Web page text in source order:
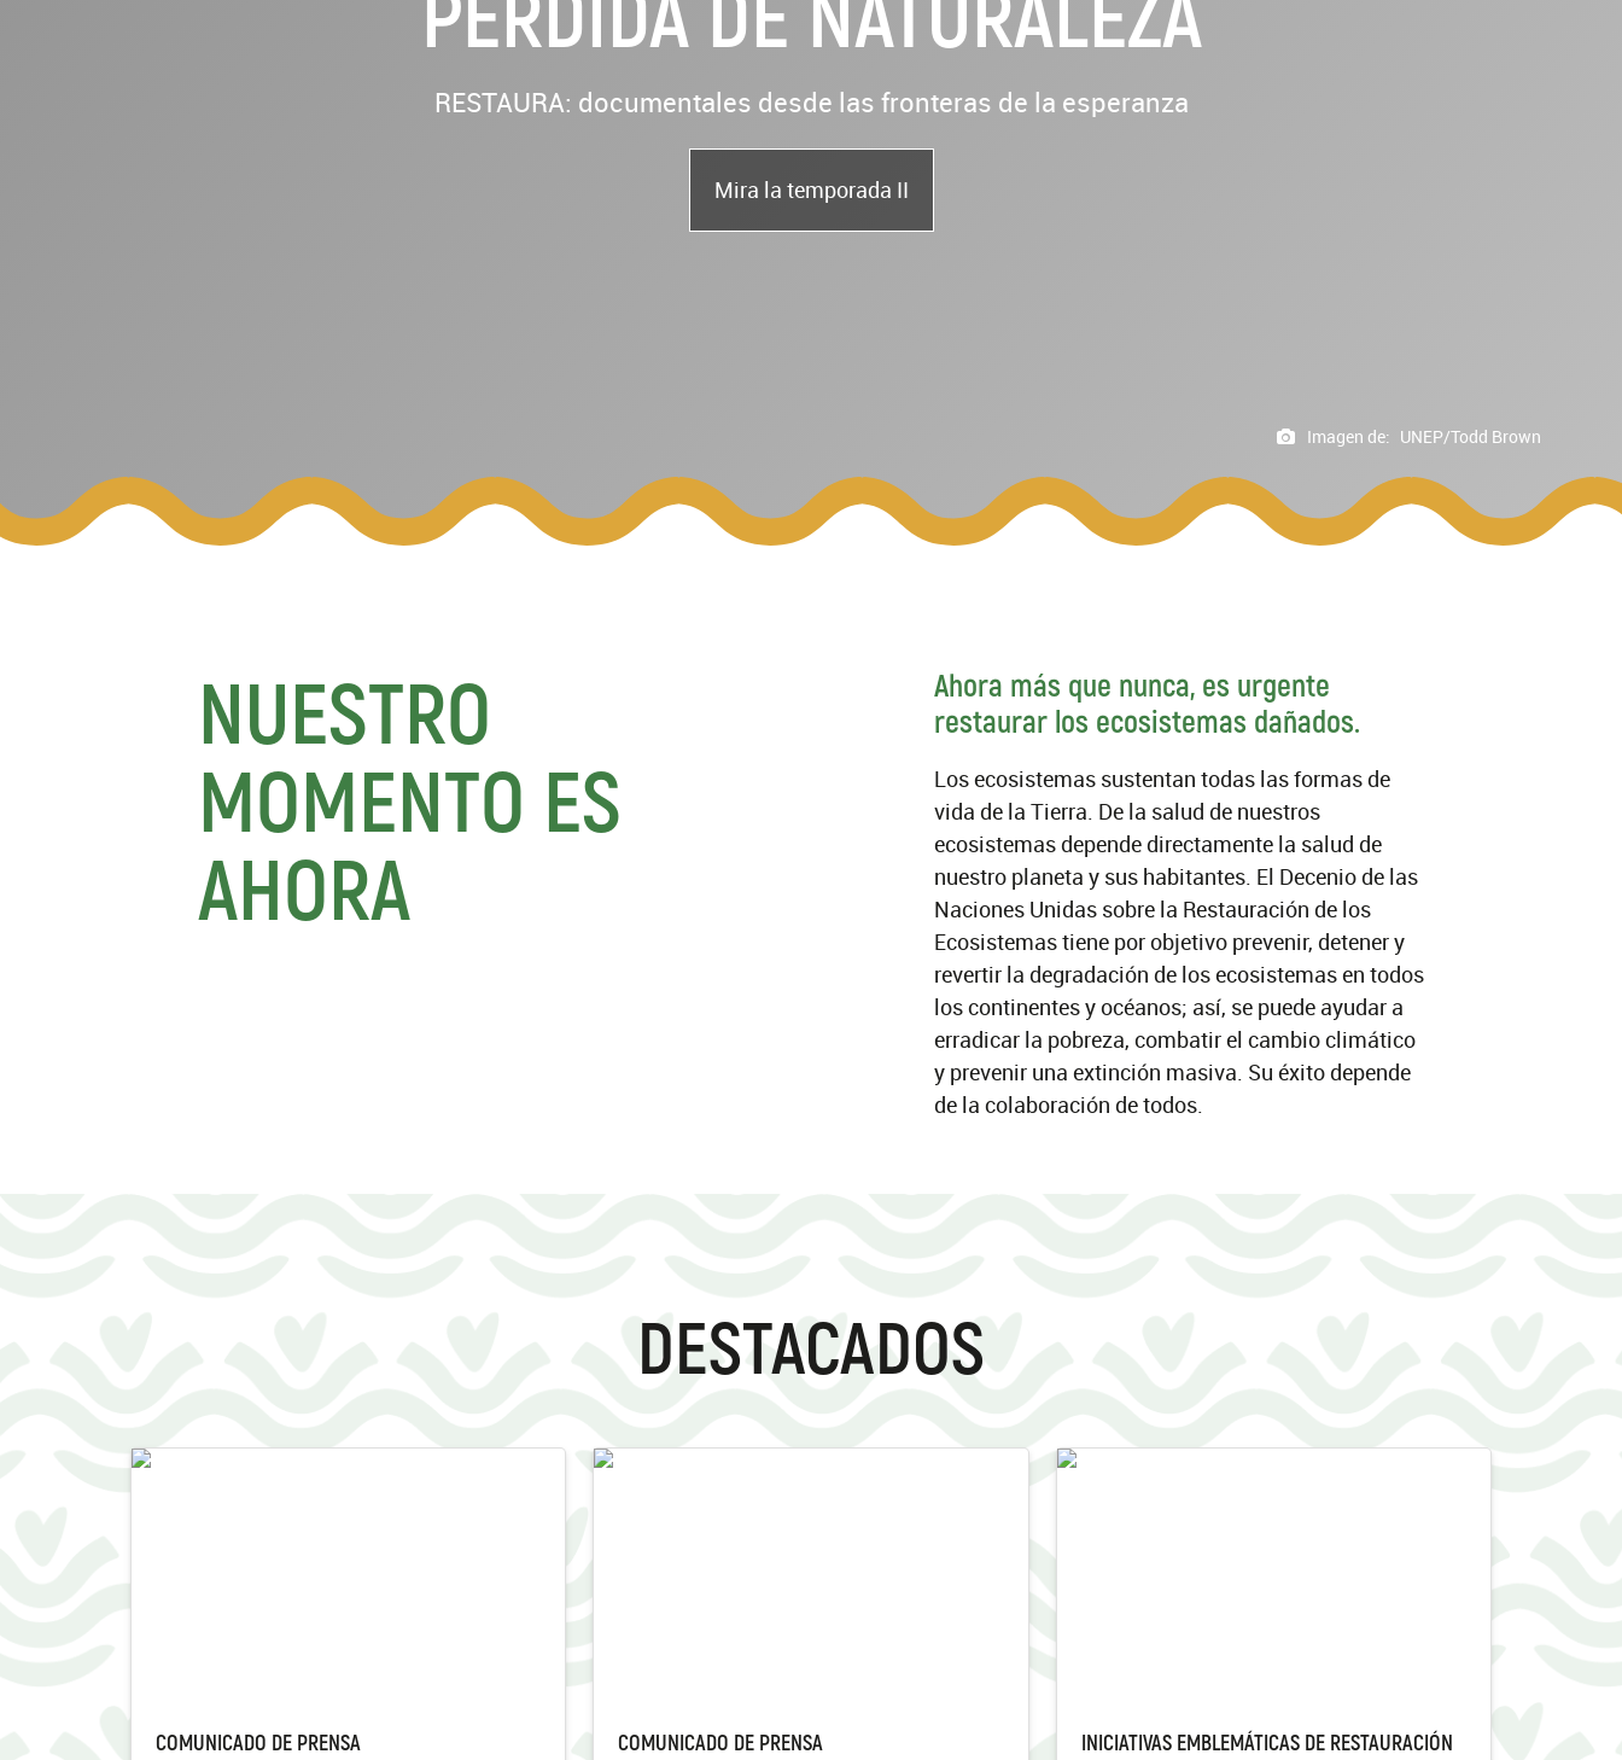
RESTAURA: documentales desde las fronteras de la esperanza
Mira la temporada II
Imagen de: UNEP/Todd Brown
NUESTRO
MOMENTO ES
AHORA
Ahora más que nunca, es urgente
restaurar los ecosistemas dañados.
Los ecosistemas sustentan todas las formas de
vida de la Tierra. De la salud de nuestros
ecosistemas depende directamente la salud de
nuestro planeta y sus habitantes. El Decenio de las
Naciones Unidas sobre la Restauración de los
Ecosistemas tiene por objetivo prevenir, detener y
revertir la degradación de los ecosistemas en todos
los continentes y océanos; así, se puede ayudar a
erradicar la pobreza, combatir el cambio climático
y prevenir una extinción masiva. Su éxito depende
de la colaboración de todos.
DESTACADOS
COMUNICADO DE PRENSA COMUNICADO DE PRENSA
INICIATIVAS EMBLEMÁTICAS DE RESTAURACIÓN